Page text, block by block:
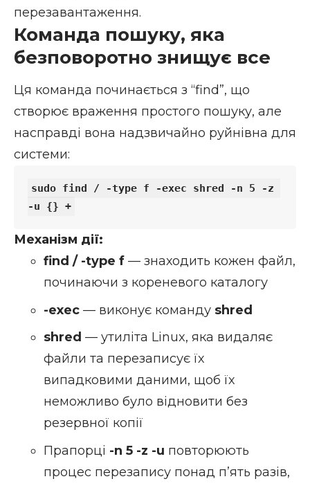
перезавантаження.
Команда пошуку, яка
безповоротно знищує все
Ця команда починається з “find”, що
створює враження простого пошуку, але
насправді вона надзвичайно руйнівна для
системи:
sudo find / -type f -exec shred -n 5 -z
Механізм дії:
find / -type f— знаходить кожен файл,
починаючи з кореневого каталогу
-exec— виконує команду shred
shred — утиліта Linux, яка видаляє
файли та перезаписує їх
випадковими даними, щоб їх
неможливо було відновити без
резервної копії
Прапорці -n 5 -z -u повторюють
процес перезапису понад п’ять разів,